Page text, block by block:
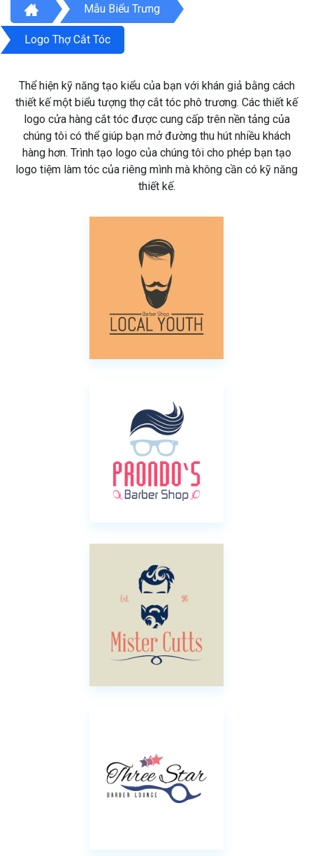
Mẫu Biểu Trưng
Logo Thợ Cắt Tóc
Thể hiện kỹ năng tạo kiểu của bạn với khán giả bằng cách
thiết kế một biểu tượng thợ cắt tóc phô trương. Các thiết kế
logo cửa hàng cắt tóc được cung cấp trên nền tảng của
chúng tôi có thể giúp bạn mở đường thu hút nhiều khách
hàng hơn. Trình tạo logo của chúng tôi cho phép bạn tạo
logo tiệm làm tóc của riêng mình mà không cần có kỹ năng
thiết kế.